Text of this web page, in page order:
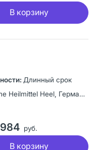
В корзину
Длинный срок
Biologische Heilmittel Heel, Германия
984 руб.
В корзину